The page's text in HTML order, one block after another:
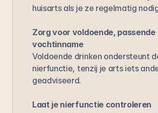
huisarts als je ze regelmatig
Zorg voor voldoende, passende
vochtinname
Voldoende drinken ondersteunt
nierfunctie, tenzij je arts iets
geadviseerd.
Laat je nierfunctie controleren